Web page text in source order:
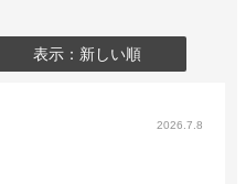
表示：新しい順
2026.7.8